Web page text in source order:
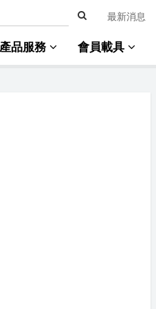
最新消息
產品服務 會員載具